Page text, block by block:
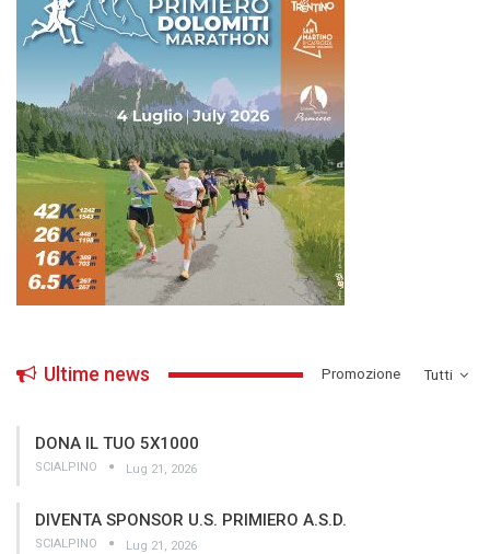
Tutti
Ultime news ­Promozione
DONA IL TUO 5X1000
SCIALPINO Lug 21, 2026
DIVENTA SPONSOR U.S. PRIMIERO A.S.D.
SCIALPINO Lug 21, 2026